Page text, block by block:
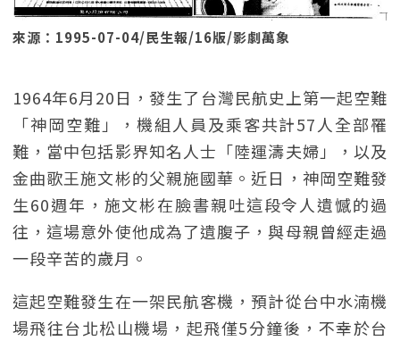
來源：1995-07-04/民生報/16版/影劇萬象
1964年6月20日，發生了台灣民航史上第一起空難
「神岡空難」，機組人員及乘客共計57人全部罹
難，當中包括影界知名人士「陸運濤夫婦」，以及
金曲歌王施文彬的父親施國華。近日，神岡空難發
生60週年，施文彬在臉書親吐這段令人遺憾的過
往，這場意外使他成為了遺腹子，與母親曾經走過
一段辛苦的歲月。
這起空難發生在一架民航客機，預計從台中水湳機
場飛往台北松山機場，起飛僅5分鐘後，不幸於台